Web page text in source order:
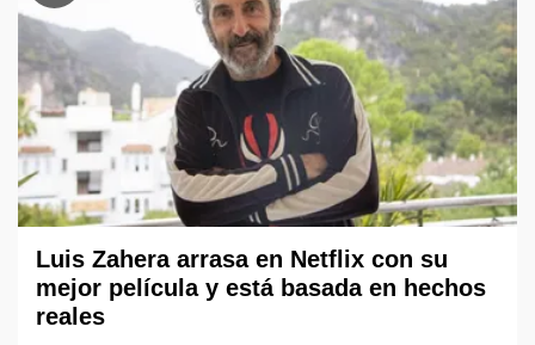
Luis Zahera arrasa en Netflix con su
mejor película y está basada en hechos
reales